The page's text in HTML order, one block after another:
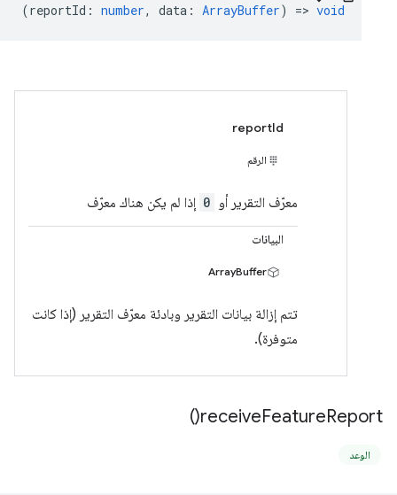
(reportId : number, data : ArrayBuffer) => void
reportId
الرقم
معرّف التقرير أو 0 إذا لم يكن هناك معرّف
البيانات
ArrayBuffer
تتم إزالة بيانات التقرير وبادئة معرّف التقرير (إذا كانت
متوفرة).
receiveFeatureReport(
)
الوعد